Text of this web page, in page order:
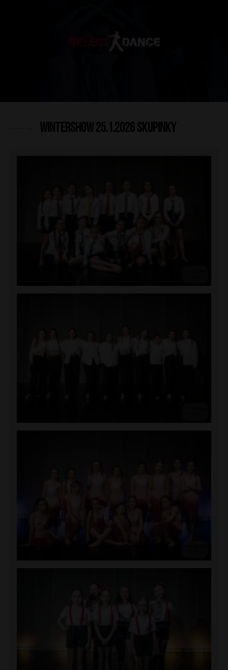
WINTERSHOW 25.1.2026 SKUPINKY